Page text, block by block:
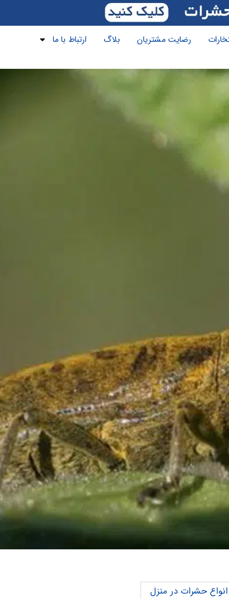
رضایت مشتریان بلاگ ارتباط با ما
حشرات در منزل